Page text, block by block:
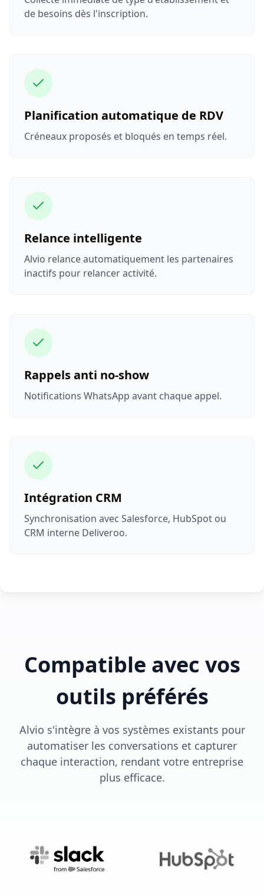
de besoins dès l'inscription.
Planification automatique de RDV
Créneaux proposés et bloqués en temps réel.
Relance intelligente
Alvio relance automatiquement les partenaires
inactifs pour relancer activité.
Rappels anti no‑show
Notifications WhatsApp avant chaque appel.
Intégration CRM
Synchronisation avec Salesforce, HubSpot ou
CRM interne Deliveroo.
Compatible avec vos
outils préférés
Alvio s'intègre à vos systèmes existants pour
automatiser les conversations et capturer
chaque interaction, rendant votre entreprise
plus efficace.